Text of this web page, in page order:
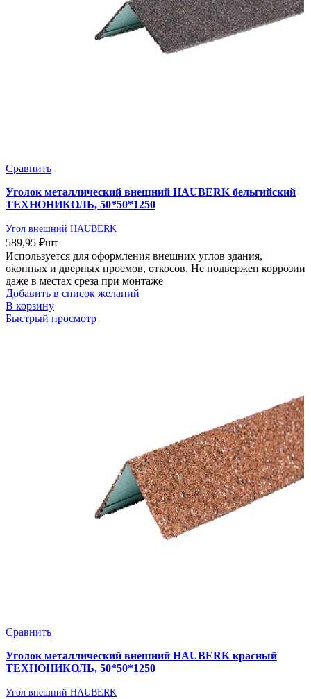
Сравнить
Уголок металлический внешний HAUBERK бельгийский
ТЕХНОНИКОЛЬ, 50*50*1250
Угол внешний HAUBERK
589,95 ₽шт
Используется для оформления внешних углов здания,
оконных и дверных проемов, откосов. Не подвержен коррозии
даже в местах среза при монтаже
Добавить в список желаний
В корзину
Быстрый просмотр
Сравнить
Уголок металлический внешний HAUBERK красный
ТЕХНОНИКОЛЬ, 50*50*1250
Угол внешний HAUBERK